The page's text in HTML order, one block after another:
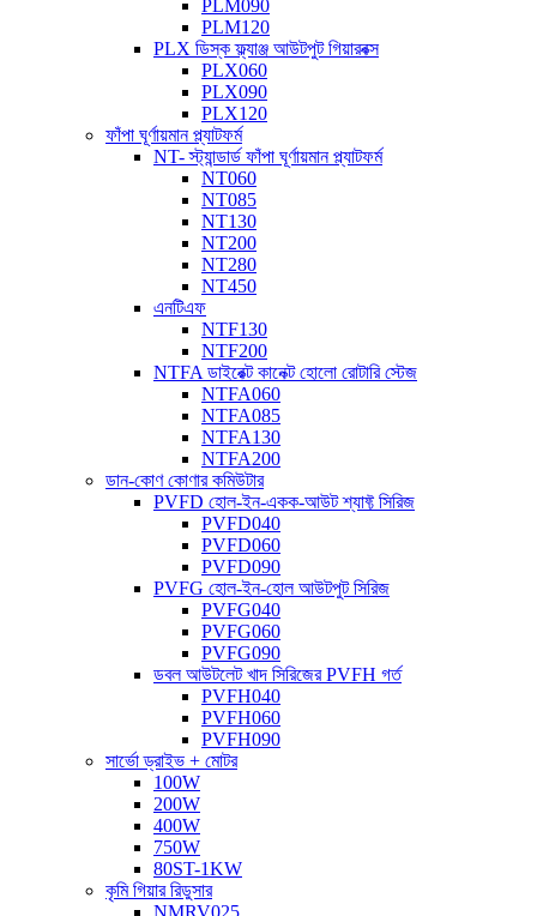
PLM090
PLM120
PLX ডিস্ক ফ্ল্যাঞ্জ আউটপুট গিয়ারবক্স
PLX060
PLX090
PLX120
ফাঁপা ঘূর্ণায়মান প্ল্যাটফর্ম
NT- স্ট্যান্ডার্ড ফাঁপা ঘূর্ণায়মান প্ল্যাটফর্ম
NT060
NT085
NT130
NT200
NT280
NT450
এনটিএফ
NTF130
NTF200
NTFA ডাইরেক্ট কানেক্ট হোলো রোটারি স্টেজ
NTFA060
NTFA085
NTFA130
NTFA200
ডান-কোণ কোণার কমিউটার
PVFD হোল-ইন-একক-আউট শ্যাফ্ট সিরিজ
PVFD040
PVFD060
PVFD090
PVFG হোল-ইন-হোল আউটপুট সিরিজ
PVFG040
PVFG060
PVFG090
ডবল আউটলেট খাদ সিরিজের PVFH গর্ত
PVFH040
PVFH060
PVFH090
সার্ভো ড্রাইভ + মোটর
100W
200W
400W
750W
80ST-1KW
কৃমি গিয়ার রিডুসার
NMRV025